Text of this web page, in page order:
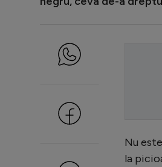
Nu
la